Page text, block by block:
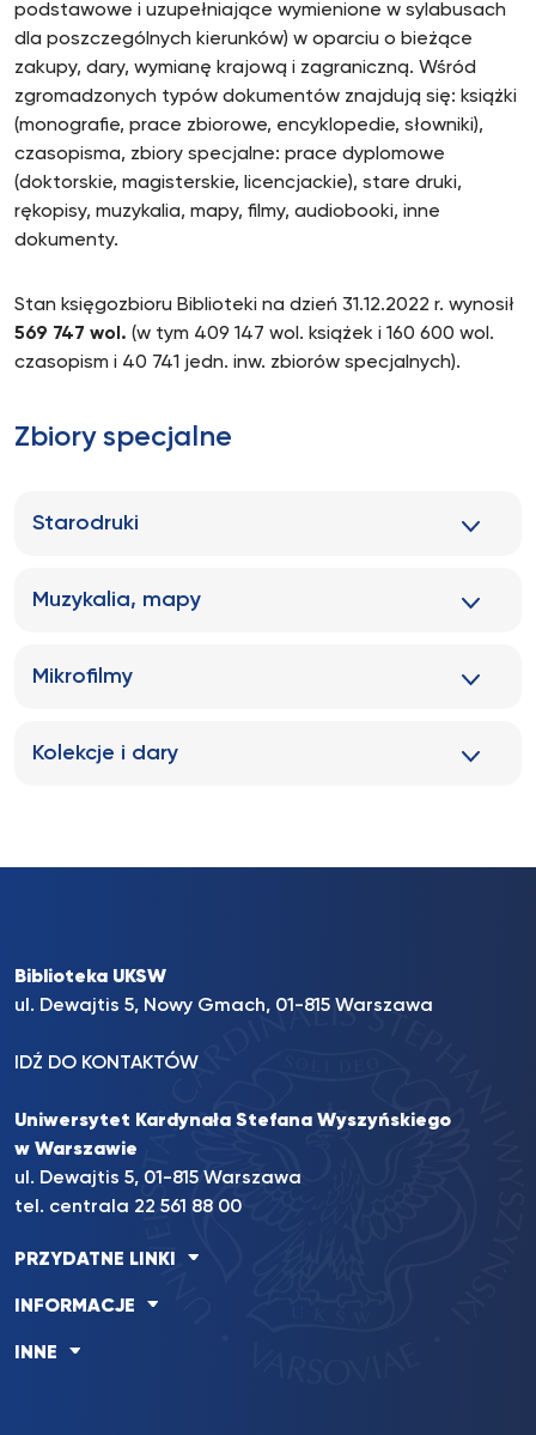
podstawowe i uzupełniające wymienione w sylabusach
dla poszczególnych kierunków) w oparciu o bieżące
zakupy, dary, wymianę krajową i zagraniczną. Wśród
zgromadzonych typów dokumentów znajdują się: książki
(monografie, prace zbiorowe, encyklopedie, słowniki),
czasopisma, zbiory specjalne: prace dyplomowe
(doktorskie, magisterskie, licencjackie), stare druki,
rękopisy, muzykalia, mapy, filmy, audiobooki, inne
dokumenty.
Stan księgozbioru Biblioteki na dzień 31.12.2022 r. wynosił
569 747 wol. (w tym 409 147 wol. książek i 160 600 wol.
czasopism i 40 741 jedn. inw. zbiorów specjalnych).
Zbiory specjalne
Starodruki
Muzykalia, mapy
Mikrofilmy
Kolekcje i dary
Biblioteka UKSW
ul. Dewajtis 5, Nowy Gmach, 01-815 Warszawa
IDŹ DO KONTAKTÓW
Uniwersytet Kardynała Stefana Wyszyńskiego
w Warszawie
ul. Dewajtis 5, 01-815 Warszawa
tel. centrala 22 561 88 00
PRZYDATNE LINKI
INFORMACJE
INNE